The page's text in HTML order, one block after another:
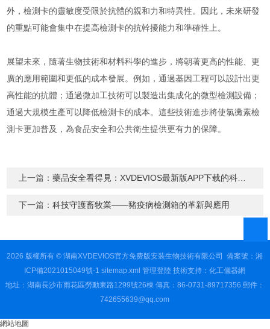
外，檢測卡的靈敏度受限於抗體的親和力和特異性。因此，未來研發
的重點可能會集中在提高檢測卡的抗幹擾能力和準確性上。
展望未來，隨著生物技術和材料科學的進步，將朝著更高的性能、更
廣的應用範圍和更低的成本發展。例如，通過基因工程可以設計出更
高性能的抗體；通過微加工技術可以製造出集成化的微型檢測設備；
通過大規模生產可以降低檢測卡的成本。這些技術進步將使氯黴素檢
測卡更加普及，為食品安全和公共衛生提供更有力的保障。
上一篇：藥品安全看得見：XVDEVIOS最新版APP下载的科技力量
下一篇：科技守護畜牧業——豬疫病檢測箱的革新與應用
2026 版權所有 © 湖南XVDEVIOS官方免费版安装生物技術有限公司備案號：湘
ICP備2021015049號-1 sitemap.xml 管理登陸 技術支持：化工儀器網
地址：湖南長沙市雨花區勞動東路1299號26棟 傳真：86-0731-89717356 郵件：
742655639@qq.com
網站地圖